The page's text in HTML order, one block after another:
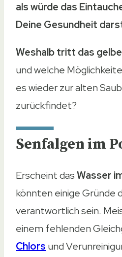
als würde das
Deine Gesundheit
Weshalb tritt das
und welche
es wieder zur alten
zurückfindet?
Senfalgen im
Erscheint dasWasser
könnten einige Gründe
verantwortlich sein.
einem fehlenden
Chlors und